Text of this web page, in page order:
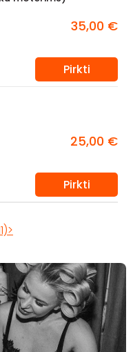
35,00 €
Pirkti
25,00 €
Pirkti